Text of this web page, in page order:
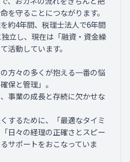
を守ることにつながります。
約4年間、税理士法人で6年間
立し、現在は「融資・資金繰
活動しています。
方々の多くが抱える一番の悩
保と管理」。
事業の成長と存続に欠かせな
するために、「最適なタイミ
日々の経理の正確さとスピー
サポートをおこなっていま